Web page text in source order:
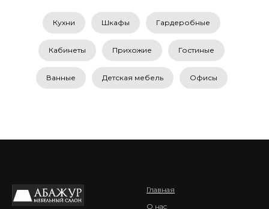
Кухни Шкафы Гардеробные
Кабинеты Прихожие Гостиные
Ванные Детская мебель Офисы
Главная
О нас